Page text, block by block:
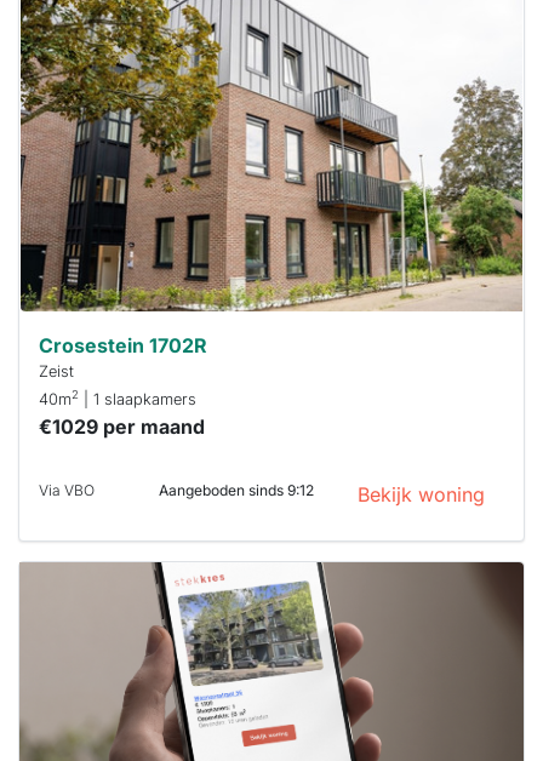
Deze woning
is
waarschijnlijk
al verhuurd
Om kans te
maken moet je
binnen 15
minuten
reageren.
Stekkies helpt
je hierbij!
Crosestein 1702R
Zeist
40m2 | 1 slaapkamers
€1029 per maand
Via VBO Aangeboden sinds 9:12 Bekijk woning